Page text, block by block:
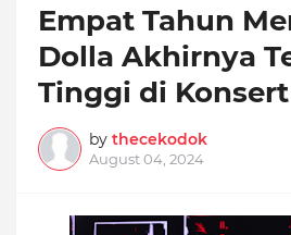
Empat Tahun
Dolla Akhirnya
Tinggi di
by thecekodok
August 04, 2024